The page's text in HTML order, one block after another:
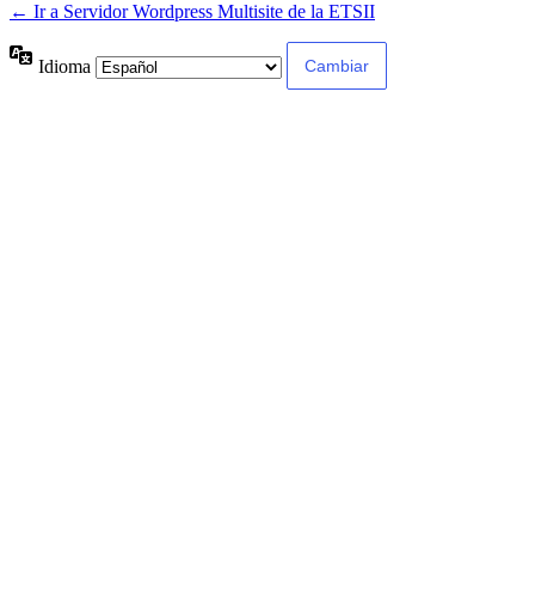
← Ir a Servidor Wordpress Multisite de la ETSII
Idioma